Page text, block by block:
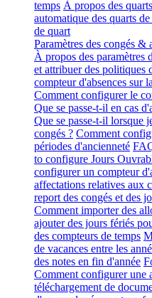
temps À propos des
automatique des quarts
de quart
Paramètres des congés &
À propos des paramètres
et attribuer des politiques
compteur d'absences sur
Comment configurer le
Que se passe-t-il en cas
Que se passe-t-il lorsque
congés ? Comment
périodes d'ancienneté
to configure Jours
configurer un compteur
affectations relatives aux
report des congés et des
Comment importer des
ajouter des jours fériés
des compteurs de temps
de vacances entre les
des notes en fin d'année
Comment configurer une
téléchargement de